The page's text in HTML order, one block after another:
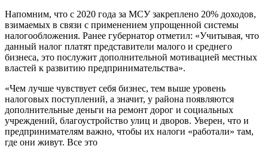
Напомним, что с 2020 года за МСУ закреплено 20% доходов,
взимаемых в связи с применением упрощенной системы
налогообложения. Ранее губернатор отметил: «Учитывая, что
данный налог платят представители малого и среднего
бизнеса, это послужит дополнительной мотивацией местных
властей к развитию предпринимательства».
«Чем лучше чувствует себя бизнес, тем выше уровень
налоговых поступлений, а значит, у района появляются
дополнительные деньги на ремонт дорог и социальных
учреждений, благоустройство улиц и дворов. Уверен, что и
предпринимателям важно, чтобы их налоги «работали» там,
где они живут. Все это